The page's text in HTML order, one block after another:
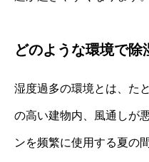
どのような環境で除
湿度過多の環境とは、た
の高い建物内、風通しが
ンを频繁に使用する夏の